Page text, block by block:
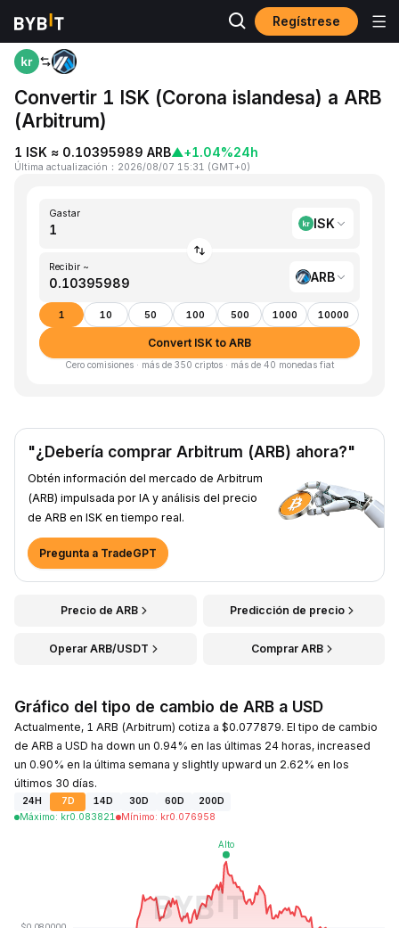
Regístrese
Inicio ISK to ARB
Convertir 1 ISK (Corona islandesa) a ARB
(Arbitrum)
1 ISK ≈ 0.10395989 ARB▲+1.04%24h
Última actualización ： 2026/08/07 15:31 (GMT+0)
Gastar
ISK
Recibir ~
ARB
1 10 50 100 500 1000 10000
Convert ISK to ARB
Cero comisiones · más de 350 criptos · más de 40 monedas fiat
"¿Debería comprar Arbitrum (ARB) ahora?"
Obtén información del mercado de Arbitrum
(ARB) impulsada por IA y análisis del precio
de ARB en ISK en tiempo real.
Pregunta a TradeGPT
Precio de ARB Predicción de precio
Operar ARB/USDT Comprar ARB
Gráfico del tipo de cambio de ARB a USD
Actualmente, 1 ARB (Arbitrum) cotiza a $0.077879. El tipo de cambio
de ARB a USD ha down un 0.94% en las últimas 24 horas, increased
un 0.90% en la última semana y slightly upward un 2.62% en los
últimos 30 días.
24H 7D 14D 30D 60D
200D
Máximo: kr0.083821 Mínimo: kr0.076958